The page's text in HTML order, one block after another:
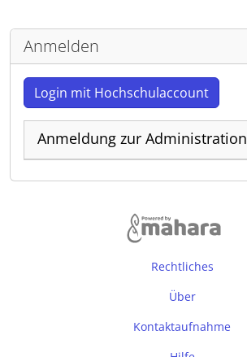
Anmelden
Login mit Hochschulaccount
Anmeldung zur Administration
Rechtliches
Über
Kontaktaufnahme